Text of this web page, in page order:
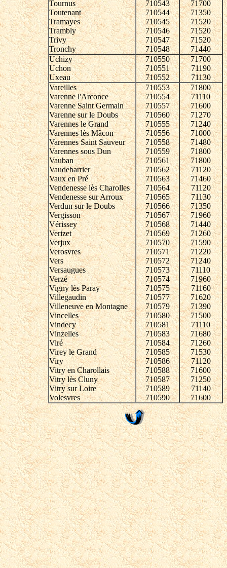
Tournus
Toutenant
Tramayes
Trambly
Trivy
Tronchy
710543
710544
710545
710546
710547
710548
71700
71350
71520
71520
71520
71440
Uchizy
Uchon
Uxeau
710550
710551
710552
71700
71190
71130
Vareilles
Varenne l'Arconce
Varenne Saint Germain
Varenne sur le Doubs
Varennes le Grand
Varennes lès Mâcon
Varennes Saint Sauveur
Varennes sous Dun
Vauban
Vaudebarrier
Vaux en Pré
Vendenesse lès Charolles
Vendenesse sur Arroux
Verdun sur le Doubs
Vergisson
Vérissey
Verizet
Verjux
Verosvres
Vers
Versaugues
Verzé
Vigny lès Paray
Villegaudin
Villeneuve en Montagne
Vincelles
Vindecy
Vinzelles
Viré
Virey le Grand
Viry
Vitry en Charollais
Vitry lès Cluny
Vitry sur Loire
Volesvres
710553
710554
710557
710560
710555
710556
710558
710559
710561
710562
710563
710564
710565
710566
710567
710568
710569
710570
710571
710572
710573
710574
710575
710577
710579
710580
710581
710583
710584
710585
710586
710588
710587
710589
710590
71800
71110
71600
71270
71240
71000
71480
71800
71800
71120
71460
71120
71130
71350
71960
71440
71260
71590
71220
71240
71110
71960
71160
71620
71390
71500
71110
71680
71260
71530
71120
71600
71250
71140
71600